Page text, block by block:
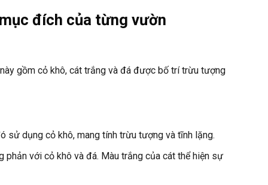
đích của từng vườn
này gồm cỏ khô, cát trắng và đá được bố trí trừu tượng
dụng cỏ khô, mang tính trừu tượng và tĩnh lặng.
với cỏ khô và đá. Màu trắng của cát thể hiện sự